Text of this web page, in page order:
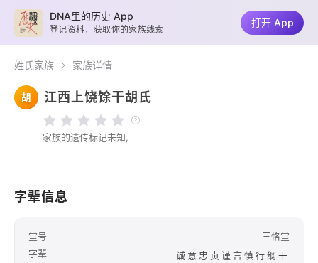
姓氏家族 家族详情
胡 江西上饶馀干胡氏
家族的遗传标记未知,
字辈信息
堂号
三恪堂
字辈
诚意忠贞谨言慎行纲干
DNA里的历史 App
登记资料，获取你的家族线索
打开 App